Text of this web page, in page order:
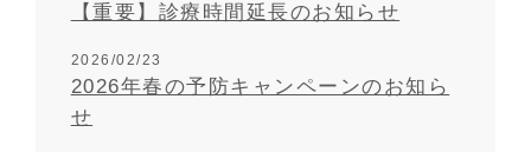
【重要】診療時間延長のお知らせ
2026/02/23
2026年春の予防キャンペーンのお知ら
せ